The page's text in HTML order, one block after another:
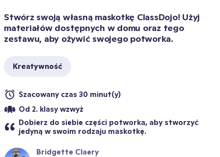
Stwórz swoją własną maskotkę ClassDojo! Użyj
materiałów dostępnych w domu oraz tego
zestawu, aby ożywić swojego potworka.
Kreatywność
Szacowany czas 30 minut(y)
Od 2. klasy wzwyż
Dobierz do siebie części potworka, aby stworzyć
jedyną w swoim rodzaju maskotkę.
Bridgette Claery